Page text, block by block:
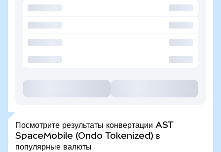
Посмотрите результаты конвертации AST
SpaceMobile (Ondo Tokenized) в
популярные валюты